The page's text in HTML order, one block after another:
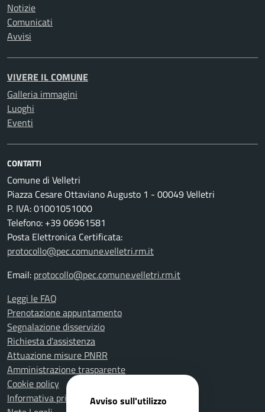
Notizie
Comunicati
Avvisi
VIVERE IL COMUNE
Galleria immagini
Luoghi
Eventi
CONTATTI
Comune di Velletri
Piazza Cesare Ottaviano Augusto 1 - 00049 Velletri
P. IVA: 01001051000
Telefono: +39 06961581
Posta Elettronica Certificata:
protocollo@pec.comune.velletri.rm.it
Email: protocollo@pec.comune.velletri.rm.it
Leggi le FAQ
Prenotazione appuntamento
Segnalazione disservizio
Richiesta d'assistenza
Attuazione misure PNRR
Amministrazione trasparente
Cookie policy
Informativa privacy
Avviso sull'utilizzo